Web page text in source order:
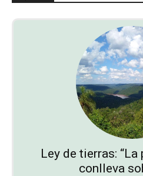
Ley de tierras:
conlleva